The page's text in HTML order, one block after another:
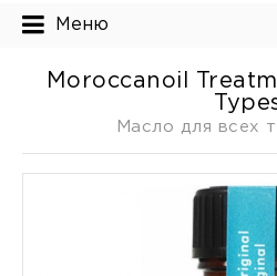
Меню
Moroccanoil
Масло для всех